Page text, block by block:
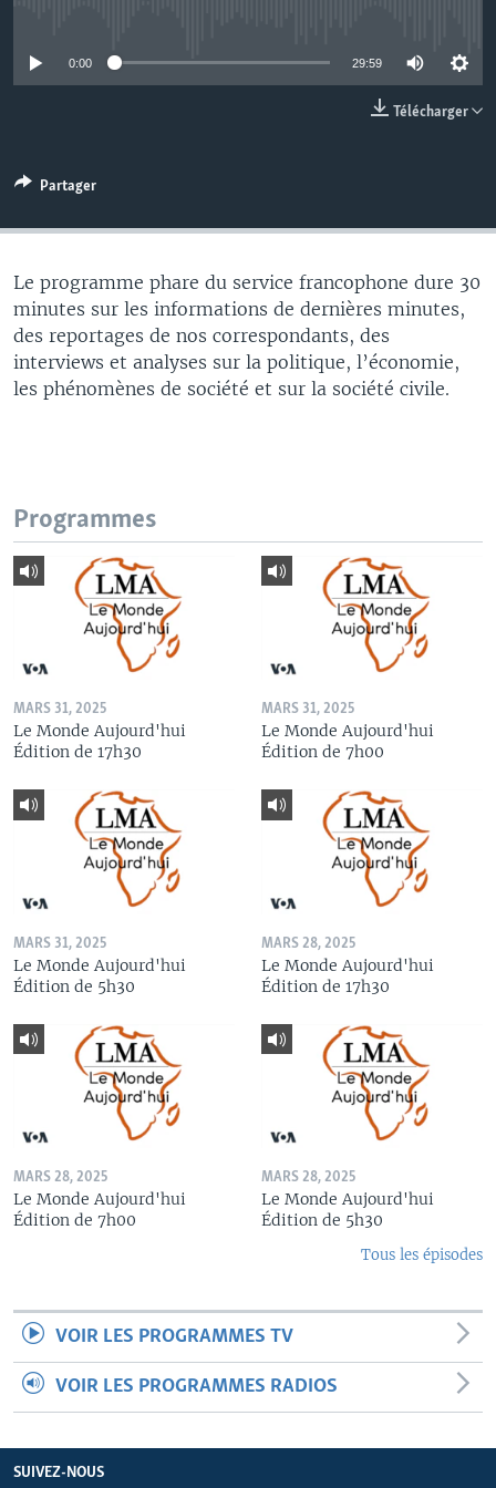
0:00 29:59
Télécharger
Partager
Le programme phare du service francophone dure 30
minutes sur les informations de dernières minutes,
des reportages de nos correspondants, des
interviews et analyses sur la politique, l’économie,
les phénomènes de société et sur la société civile.
Programmes
MARS 31, 2025
Le Monde Aujourd'hui
Édition de 17h30
MARS 31, 2025
Le Monde Aujourd'hui
Édition de 7h00
MARS 31, 2025
Le Monde Aujourd'hui
Édition de 5h30
MARS 28, 2025
Le Monde Aujourd'hui
Édition de 17h30
MARS 28, 2025
Le Monde Aujourd'hui
Édition de 7h00
MARS 28, 2025
Le Monde Aujourd'hui
Édition de 5h30
Tous les épisodes
VOIR LES PROGRAMMES TV
VOIR LES PROGRAMMES RADIOS
SUIVEZ-NOUS